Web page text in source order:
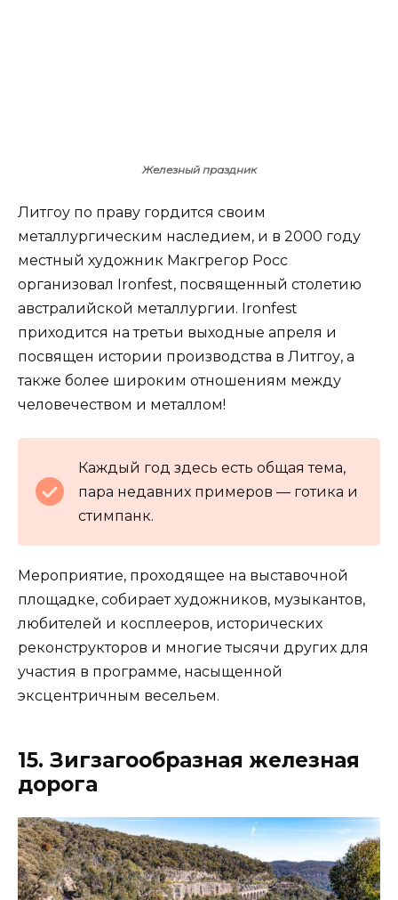
Железный праздник
Литгоу по праву гордится своим
металлургическим наследием, и в 2000 году
местный художник Макгрегор Росс
организовал Ironfest, посвященный столетию
австралийской металлургии. Ironfest
приходится на третьи выходные апреля и
посвящен истории производства в Литгоу, а
также более широким отношениям между
человечеством и металлом!
Каждый год здесь есть общая тема,
пара недавних примеров — готика и
стимпанк.
Мероприятие, проходящее на выставочной
площадке, собирает художников, музыкантов,
любителей и косплееров, исторических
реконструкторов и многие тысячи других для
участия в программе, насыщенной
эксцентричным весельем.
15. Зигзагообразная железная
дорога